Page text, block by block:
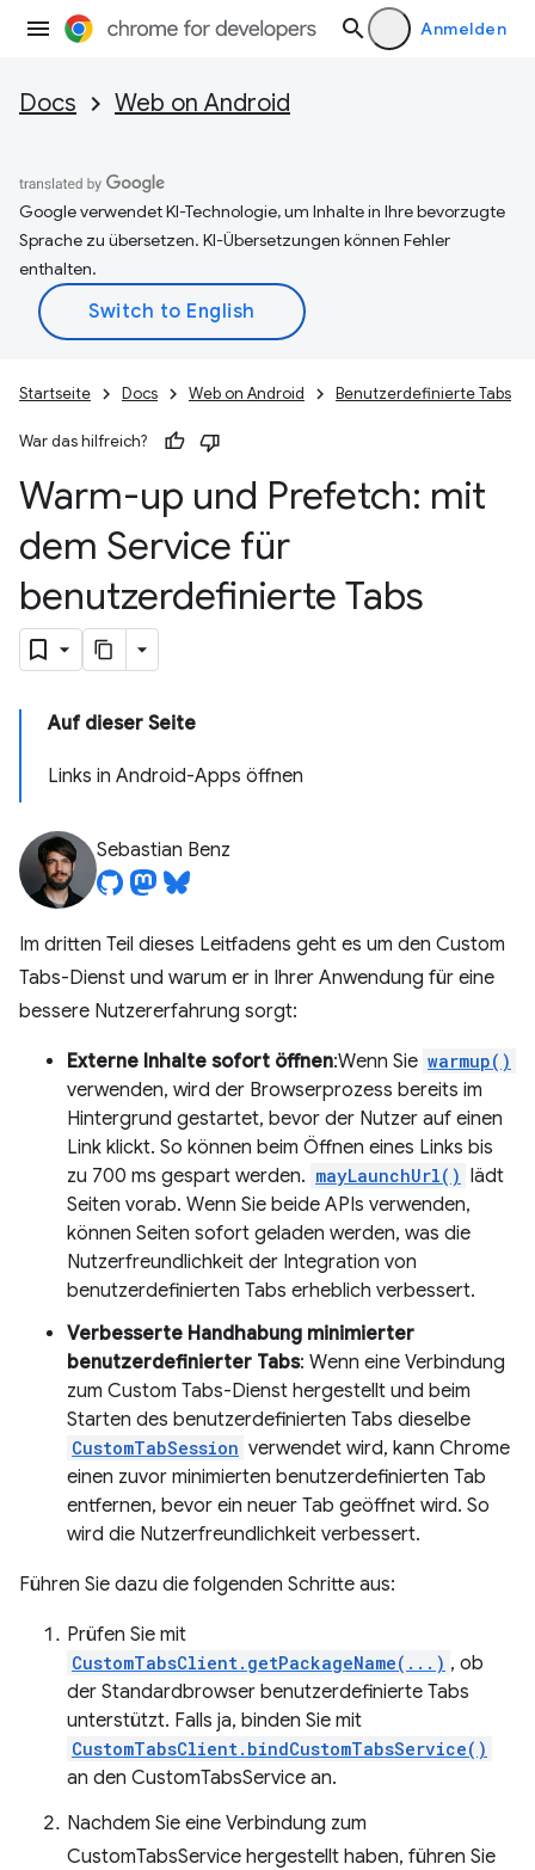
Anmelden
Docs Web on Android
Google verwendet KI-Technologie, um Inhalte in Ihre bevorzugte
Sprache zu übersetzen. KI-Übersetzungen können Fehler
enthalten.
Startseite Docs Web on Android Benutzerdefinierte Tabs
War das hilfreich?
Warm-up und Prefetch: mit
dem Service für
benutzerdefinierte Tabs
Auf dieser Seite
Links in Android-Apps öffnen
Sebastian Benz
Im dritten Teil dieses Leitfadens geht es um den Custom
Tabs-Dienst und warum er in Ihrer Anwendung für eine
bessere Nutzererfahrung sorgt:
Externe Inhalte sofort öffnen:Wenn Sie warmup()
verwenden, wird der Browserprozess bereits im
Hintergrund gestartet, bevor der Nutzer auf einen
Link klickt. So können beim Öffnen eines Links bis
zu 700 ms gespart werden. mayLaunchUrl() lädt
Seiten vorab. Wenn Sie beide APIs verwenden,
können Seiten sofort geladen werden, was die
Nutzerfreundlichkeit der Integration von
benutzerdefinierten Tabs erheblich verbessert.
Verbesserte Handhabung minimierter
benutzerdefinierter Tabs: Wenn eine Verbindung
zum Custom Tabs-Dienst hergestellt und beim
Starten des benutzerdefinierten Tabs dieselbe
CustomTabSession verwendet wird, kann Chrome
einen zuvor minimierten benutzerdefinierten Tab
entfernen, bevor ein neuer Tab geöffnet wird. So
wird die Nutzerfreundlichkeit verbessert.
Führen Sie dazu die folgenden Schritte aus:
Prüfen Sie mit
CustomTabsClient.getPackageName(...) , ob
der Standardbrowser benutzerdefinierte Tabs
unterstützt. Falls ja, binden Sie mit
CustomTabsClient.bindCustomTabsService()
an den CustomTabsService an.
Nachdem Sie eine Verbindung zum
CustomTabsService hergestellt haben, führen Sie